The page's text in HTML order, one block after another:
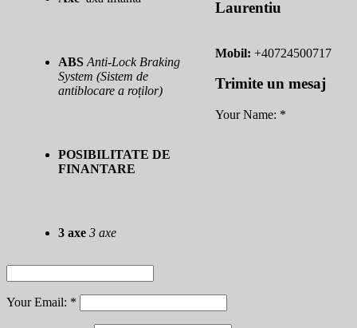
ABS Anti-Lock Braking
System (Sistem de
antiblocare a roților)
POSIBILITATE DE
FINANTARE
3 axe 3 axe
Laurentiu
Mobil: +40724500717
Trimite un mesaj
Your Name: *
Your Email: *